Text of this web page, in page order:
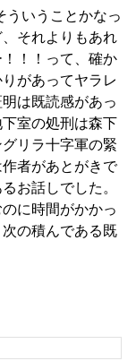
ういうことかなっ
それよりもあれ
！！って、確か
があってヤラレ
は既読感があっ
室の処刑は森下
リラ十字軍の緊
者があとがきで
お話しでした。
に時間がかかっ
の積んである既